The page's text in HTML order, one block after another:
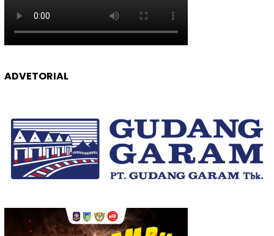
ADVETORIAL